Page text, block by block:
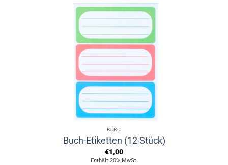
BÜRO
Buch-Etiketten (12 Stück)
€1,00
Enthält 20% MwSt.